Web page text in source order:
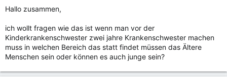
Hallo zusammen,
ich wollt fragen wie das ist wenn man vor der
Kinderkrankenschwester zwei jahre Krankenschwester machen
muss in welchen Bereich das statt findet müssen das Ältere
Menschen sein oder können es auch junge sein?